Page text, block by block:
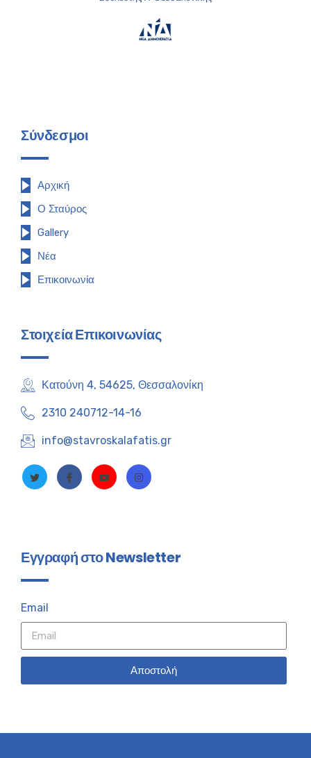
Σύνδεσμοι
Αρχική
Ο Σταύρος
Gallery
Νέα
Επικοινωνία
Στοιχεία Επικοινωνίας
Κατούνη 4, 54625, Θεσσαλονίκη
2310 240712-14-16
info@stavroskalafatis.gr
Εγγραφή στο Newsletter
Email
Αποστολή